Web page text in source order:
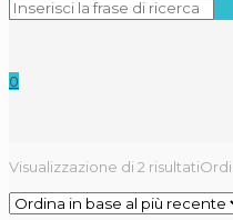
0
Visualizzazione di 2 risultati